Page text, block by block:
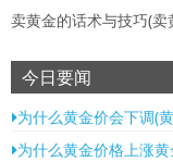
卖黄金的话术与技巧(
今日要闻
为什么黄金价会下调(
为什么黄金价格上涨